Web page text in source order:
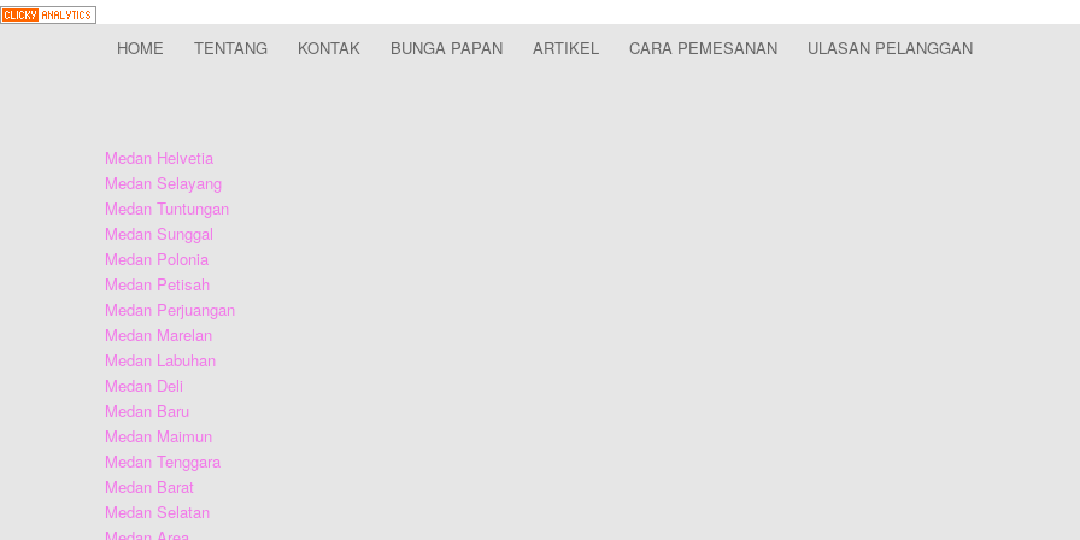
HOME TENTANG KONTAK BUNGA PAPAN ARTIKEL CARA PEMESANAN ULASAN PELANGGAN
Medan Helvetia
Medan Selayang
Medan Tuntungan
Medan Sunggal
Medan Polonia
Medan Petisah
Medan Perjuangan
Medan Marelan
Medan Labuhan
Medan Deli
Medan Baru
Medan Maimun
Medan Tenggara
Medan Barat
Medan Selatan